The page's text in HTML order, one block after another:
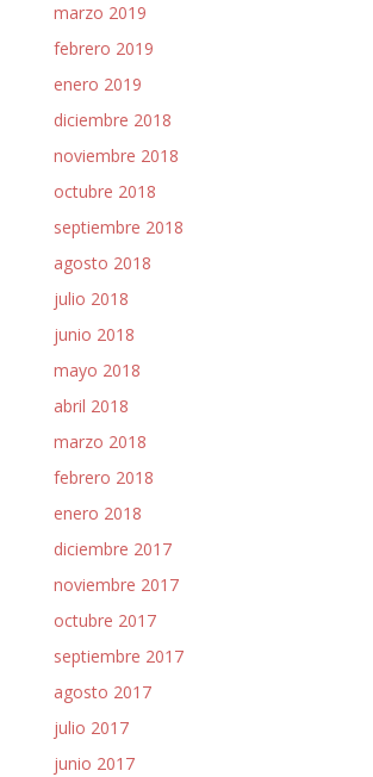
marzo 2019
febrero 2019
enero 2019
diciembre 2018
noviembre 2018
octubre 2018
septiembre 2018
agosto 2018
julio 2018
junio 2018
mayo 2018
abril 2018
marzo 2018
febrero 2018
enero 2018
diciembre 2017
noviembre 2017
octubre 2017
septiembre 2017
agosto 2017
julio 2017
junio 2017